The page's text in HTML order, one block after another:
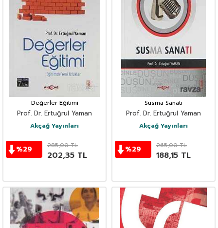
Değerler Eğitimi
Prof. Dr. Ertuğrul Yaman
Akçağ Yayınları
%29 285,00TL
202,35 TL
Susma Sanatı
Prof. Dr. Ertuğrul Yaman
Akçağ Yayınları
%29 265,00TL
188,15 TL